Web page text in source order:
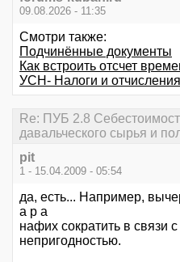
09.08.2026 - 11:35
Смотри также:
Подчинённые документы
Как встроить отсчет
УСН- Налоги и
Re: ПУБ 2.8
давальческого сырья и
pit
1 - 15.04.2009 - 05:54
да, есть... Например,
а р а
нафих сократить в связи
непригодностью.